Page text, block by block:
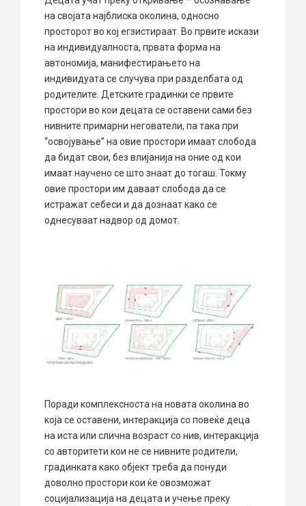
на својата најблиска околина, односно
просторот во кој егзистираат. Во првите искази
на индивидуалноста, првата форма на
автономија, манифестирањето на
индивидуата се случува при разделбата од
родителите. Детските градинки се првите
простори во кои децата се оставени сами без
нивните примарни негователи, па така при
“освојување” на овие простори имаат слобода
да бидат свои, без влијанија на оние од кои
имаат научено се што знаат до тогаш. Токму
овие простори им даваат слобода да се
истражат себеси и да дознаат како се
однесуваат надвор од домот.
Поради комплексноста на новата околина во
која се оставени, интеракција со повеќе деца
на иста или слична возраст со нив, интеракција
со авторитети кои не се нивните родители,
градинката како објект треба да понуди
доволно простори кои ќе овозможат
социјализација на децата и учење преку